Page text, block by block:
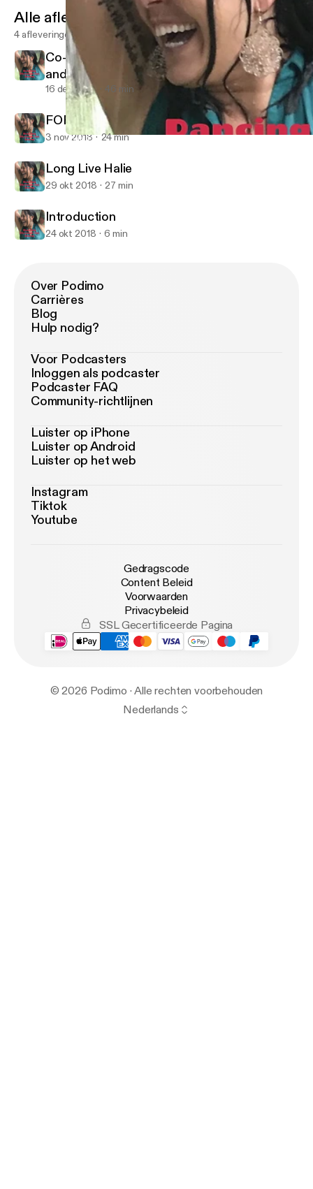
Long Live Halie
Alle afleveringen
4 afleveringen
Co-Denstiny: A Mother's Journey to Fullfill
and Honor the Purpose of her Beloved Son.
16 dec 2018 46 min
FOREVER 22: MEGAN ROSE KELLEY
3 nov 2018 24 min
Long Live Halie
29 okt 2018 27 min
Introduction
24 okt 2018 6 min
Over Podimo
Carrières
Blog
Hulp nodig?
Voor Podcasters
Inloggen als podcaster
Podcaster FAQ
Community-richtlijnen
Luister op iPhone
Luister op Android
Luister op het web
Instagram
Tiktok
Youtube
Gedragscode
Content Beleid
Voorwaarden
Privacybeleid
SSL Gecertificeerde Pagina
© 2026 Podimo · Alle rechten voorbehouden
Nederlands